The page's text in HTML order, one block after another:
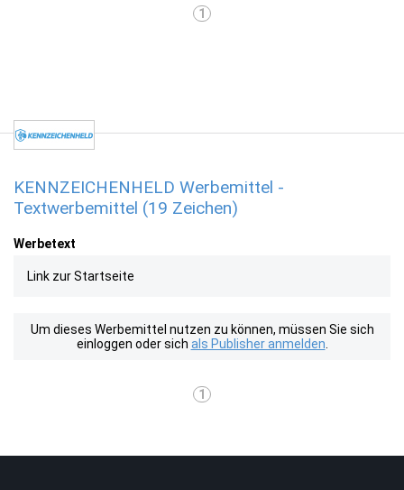
1
KENNZEICHENHELD Werbemittel -
Textwerbemittel (19 Zeichen)
Werbetext
Link zur Startseite
Um dieses Werbemittel nutzen zu können, müssen Sie sich
einloggen oder sich als Publisher anmelden
1